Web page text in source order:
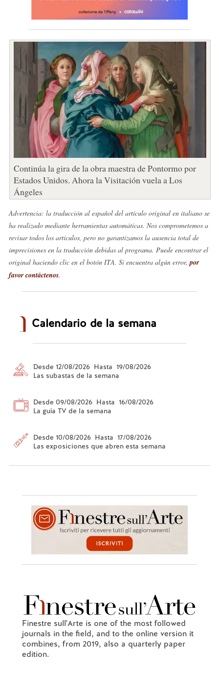
Continúa la gira de la obra maestra de Pontormo por
Estados Unidos. Ahora la Visitación vuela a Los
Ángeles
Advertencia: la traducción al español del artículo original en italiano se
ha realizado mediante herramientas automáticas. Nos comprometemos a
revisar todos los artículos, pero no garantizamos la ausencia total de
imprecisiones en la traducción debidas al programa. Puede encontrar el
original haciendo clic en el botón ITA. Si encuentra algún error, por
favor contáctenos.
Calendario de la semana
Desde 12/08/2026 Hasta 19/08/2026
Las subastas de la semana
Desde 09/08/2026 Hasta 16/08/2026
La guía TV de la semana
Desde 10/08/2026 Hasta 17/08/2026
Las exposiciones que abren esta semana
Finestre sull'Arte is one of the most followed
journals in the field, and to the online version it
combines, from 2019, also a quarterly paper
edition.